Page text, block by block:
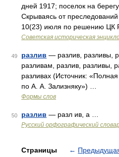
дней 1917; поселок на
Скрываясь от
10(23) июля по решению ЦК
Советская историческая
49 разлив — разлив, разливы,
разливам, разлив, разливы,
разливах (Источник:
по А. А. Зализняку») …
Формы слов
50 разлив — разл ив, а …
Русский орфографический
Страницы ←